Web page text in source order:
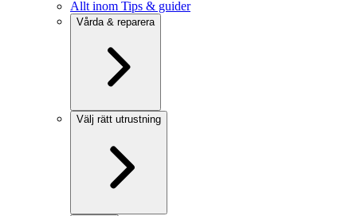
Allt inom Tips & guider
Vårda & reparera
Välj rätt utrustning